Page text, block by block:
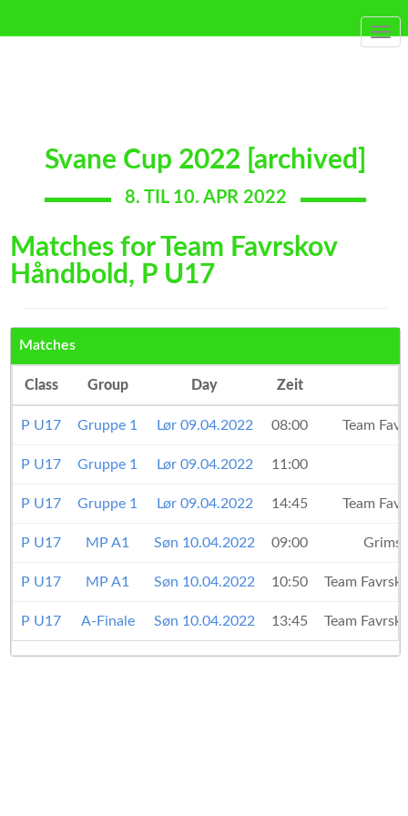
Svane Cup 2022 [archived]
8. TIL 10. APR 2022
Matches for Team Favrskov
Håndbold, P U17
Matches
Class Group Day Zeit
P U17 Gruppe 1 Lør 09.04.2022 08:00 Team
P U17 Gruppe 1 Lør 09.04.2022 11:00
P U17 Gruppe 1 Lør 09.04.2022 14:45 Team
P U17 MP A1 Søn 10.04.2022 09:00
P U17 MP A1 Søn 10.04.2022 10:50 Team
P U17 A-Finale Søn 10.04.2022 13:45 Team